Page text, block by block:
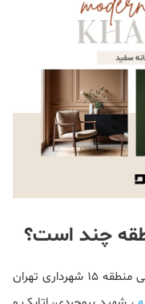
چند است؟
محله هاشم آباد تهران، از محله های قدیمی منطقه 15 شهرداری تهران